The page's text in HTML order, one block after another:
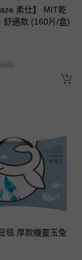
柔仕】 MIT乾
舒適款 (160片/盒)
毯 厚款機靈玉兔